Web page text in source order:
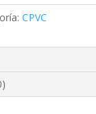
CPVC